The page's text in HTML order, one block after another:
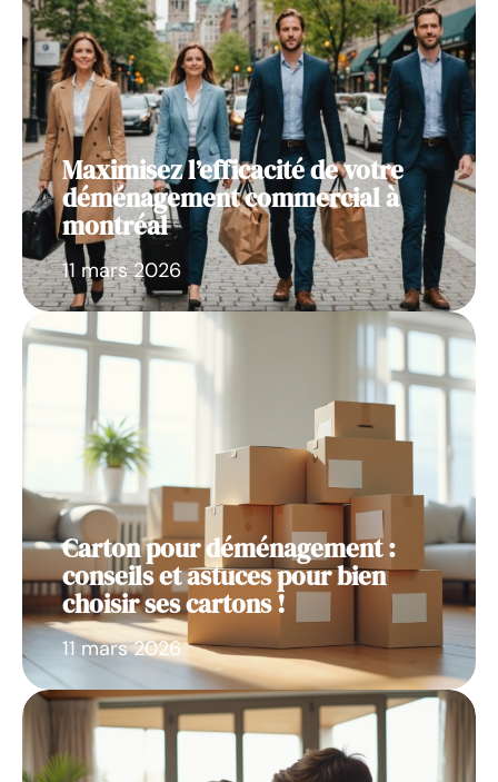
Maximisez l’efficacité de votre
déménagement commercial à
montréal
11 mars 2026
Carton pour déménagement :
conseils et astuces pour bien
choisir ses cartons !
11 mars 2026